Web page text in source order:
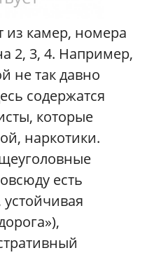
из камер, номера
2, 3, 4. Например,
не так давно
содержатся
которые
наркотики.
есть